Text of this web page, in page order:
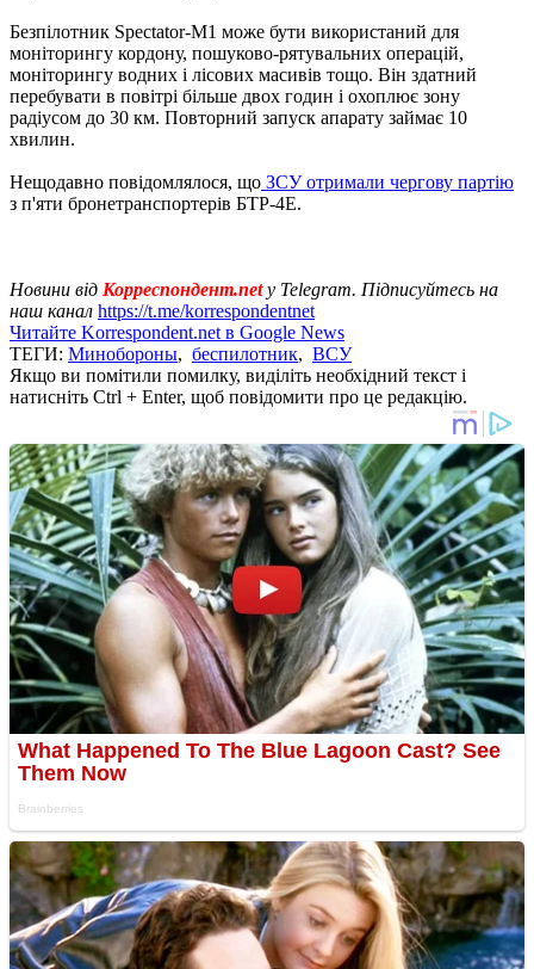
Безпілотник Spectator-M1 може бути використаний для
моніторингу кордону, пошуково-рятувальних операцій,
моніторингу водних і лісових масивів тощо. Він здатний
перебувати в повітрі більше двох годин і охоплює зону
радіусом до 30 км. Повторний запуск апарату займає 10
хвилин.
Нещодавно повідомлялося, що ЗСУ отримали чергову партію
з п'яти бронетранспортерів БТР-4Е.
Новини від Корреспондент.net у Telegram. Підписуйтесь на
наш канал https://t.me/korrespondentnet
Читайте Korrespondent.net в Google News
ТЕГИ: Минобороны, беспилотник, ВСУ
Якщо ви помітили помилку, виділіть необхідний текст і
натисніть Ctrl + Enter, щоб повідомити про це редакцію.